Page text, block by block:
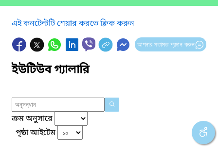
এই কনটেন্টটি শেয়ার করতে ক্লিক করুন
আপনার মতামত প্রদান করুন
ইউটিউব গ্যালারি
ক্রম অনুসারে
পৃষ্ঠা আইটেম